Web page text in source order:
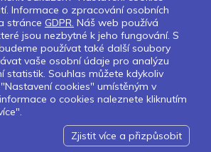
Nastavení cookies
Sledujte nás:
dostávat pravidelný
klikněte
Smartware s.r.o. Redakční systém MultiCMS
Informace o zpracování osobních
stránce GDPR. Náš web používá
jsou nezbytné k jeho fungování. S
používat také další soubory
vaše osobní údaje pro analýzu
statistik. Souhlas můžete kdykoliv
cookies" umístěným v
o cookies naleznete kliknutím
Zjistit více a přizpůsobit